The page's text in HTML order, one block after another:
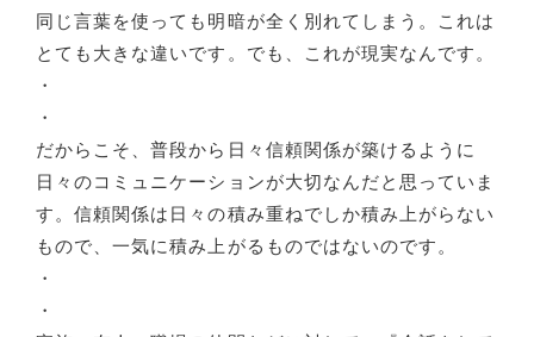
同じ言葉を使っても明暗が全く別れてしまう。これは
とても大きな違いです。でも、これが現実なんです。
・
・
だからこそ、普段から日々信頼関係が築けるように
日々のコミュニケーションが大切なんだと思っていま
す。信頼関係は日々の積み重ねでしか積み上がらない
もので、一気に積み上がるものではないのです。
・
・